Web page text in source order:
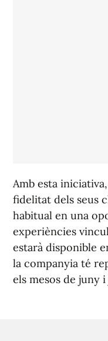
Amb esta
fidelitat dels seus
habitual en una
experiències
estarà disponible
la companyia té
els mesos de juny